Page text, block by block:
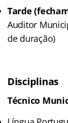
Tarde
Auditor
de duração)
Disciplinas
Técnico